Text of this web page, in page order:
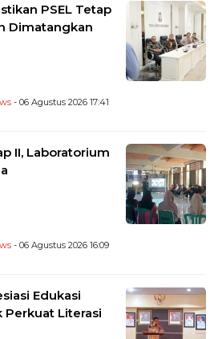
PSEL Tetap
Dimatangkan
- 06 Agustus 2026 17:41
II, Laboratorium
- 06 Agustus 2026 16:09
Edukasi
Perkuat Literasi